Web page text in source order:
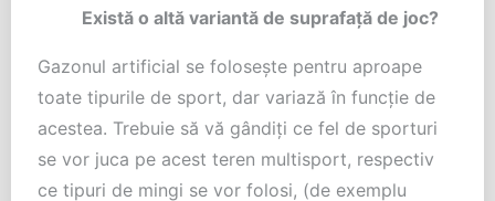
Există o altă variantă de suprafață de joc?
Gazonul artificial se folosește pentru aproape
toate tipurile de sport, dar variază în funcție de
acestea. Trebuie să vă gândiți ce fel de sporturi
se vor juca pe acest teren multisport, respectiv
ce tipuri de mingi se vor folosi, (de exemplu